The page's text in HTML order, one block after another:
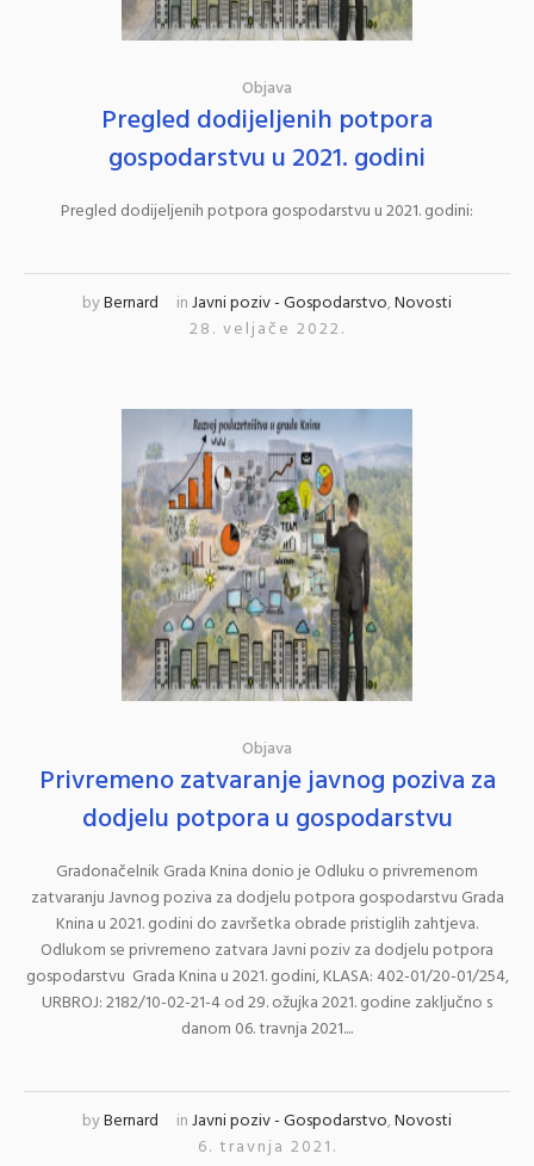
Objava
Pregled dodijeljenih potpora
gospodarstvu u 2021. godini
Pregled dodijeljenih potpora gospodarstvu u 2021. godini:
byBernard inJavni poziv - Gospodarstvo,Novosti
28. veljače 2022.
Objava
Privremeno zatvaranje javnog poziva za
dodjelu potpora u gospodarstvu
Gradonačelnik Grada Knina donio je Odluku o privremenom
zatvaranju Javnog poziva za dodjelu potpora gospodarstvu Grada
Knina u 2021. godini do završetka obrade pristiglih zahtjeva.
Odlukom se privremeno zatvara Javni poziv za dodjelu potpora
gospodarstvu Grada Knina u 2021. godini, KLASA: 402-01/20-01/254,
URBROJ: 2182/10-02-21-4 od 29. ožujka 2021. godine zaključno s
danom 06. travnja 2021....
byBernard inJavni poziv - Gospodarstvo,Novosti
6. travnja 2021.